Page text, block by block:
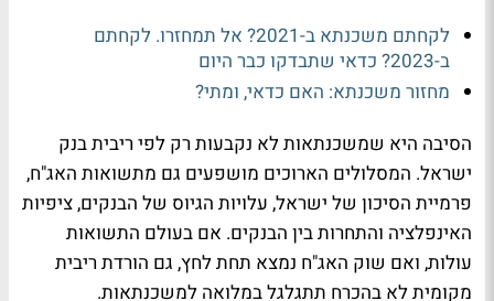
לקחתם משכנתא ב-2021? אל תמחזרו. לקחתם
ב-2023? כדאי שתבדקו כבר היום
מחזור משכנתא: האם כדאי, ומתי?
הסיבה היא שמשכנתאות לא נקבעות רק לפי ריבית בנק
ישראל. המסלולים הארוכים מושפעים גם מתשואות האג"ח,
פרמיית הסיכון של ישראל, עלויות הגיוס של הבנקים, ציפיות
האינפלציה והתחרות בין הבנקים. אם בעולם התשואות
עולות, ואם שוק האג"ח נמצא תחת לחץ, גם הורדת ריבית
מקומית לא בהכרח תתגלגל במלואה למשכנתאות.